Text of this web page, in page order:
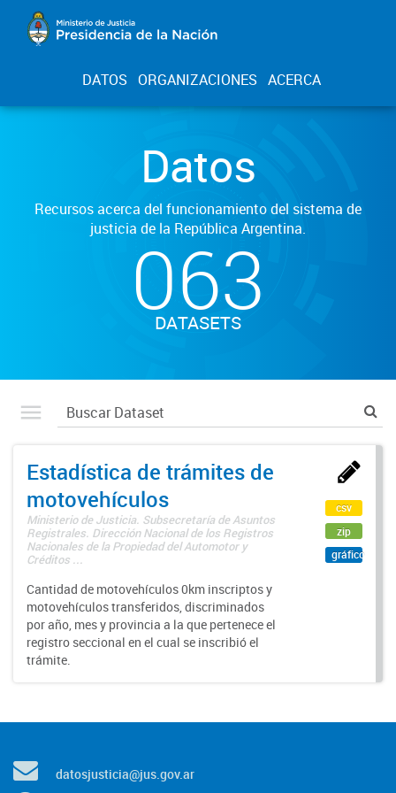
DATOS ORGANIZACIONES ACERCA
Datos
Recursos acerca del funcionamiento del sistema de
justicia de la República Argentina.
063
DATASETS
Estadística de trámites de
motovehículos
Ministerio de Justicia. Subsecretaría de Asuntos
Registrales. Dirección Nacional de los Registros
Nacionales de la Propiedad del Automotor y
Créditos ...
Cantidad de motovehículos 0km inscriptos y
motovehículos transferidos, discriminados
por año, mes y provincia a la que pertenece el
registro seccional en el cual se inscribió el
trámite.
csv
zip
gráfico
datosjusticia@jus.gov.ar